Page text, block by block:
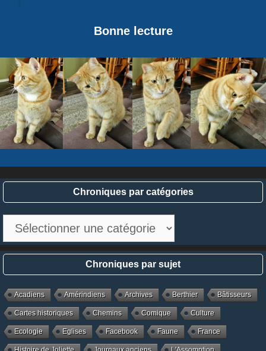
Bonne lecture
Chroniques par catégories
catégories
Chroniques par sujet
Acadiens Amérindiens Archives Berthier Bâtisseurs
Cartes historiques Chemins Comique Culture
Ecologie Eglises Facebook Faune France